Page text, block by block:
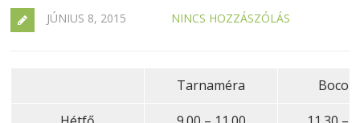
JÚNIUS 8, 2015 NINCS HOZZÁSZÓLÁS
Tarnaméra